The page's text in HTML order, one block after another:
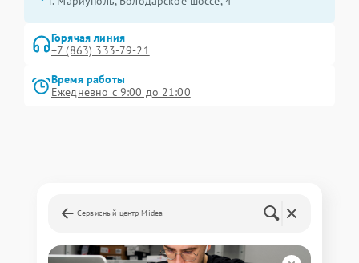
Горячая линия
+7 (863) 333-79-21
Время работы
Ежедневно с 9:00 до 21:00
Сервисный центр Midea